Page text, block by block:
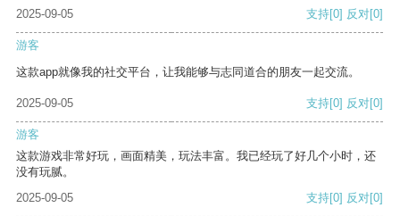
2025-09-05 支持[0] 反对[0]
游客
这款app就像我的社交平台，让我能够与志同道合的朋友一起交流。
2025-09-05 支持[0] 反对[0]
游客
这款游戏非常好玩，画面精美，玩法丰富。我已经玩了好几个小时，还
没有玩腻。
2025-09-05
支持[0] 反对[0]